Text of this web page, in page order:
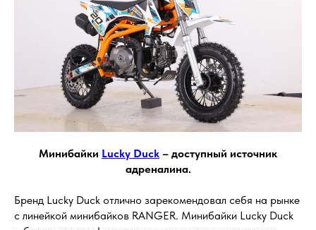
Минибайки Lucky Duck – доступный источник
адреналина.
Бренд Lucky Duck отлично зарекомендовал себя на рынке
с линейкой минибайков RANGER. Минибайки Lucky Duck